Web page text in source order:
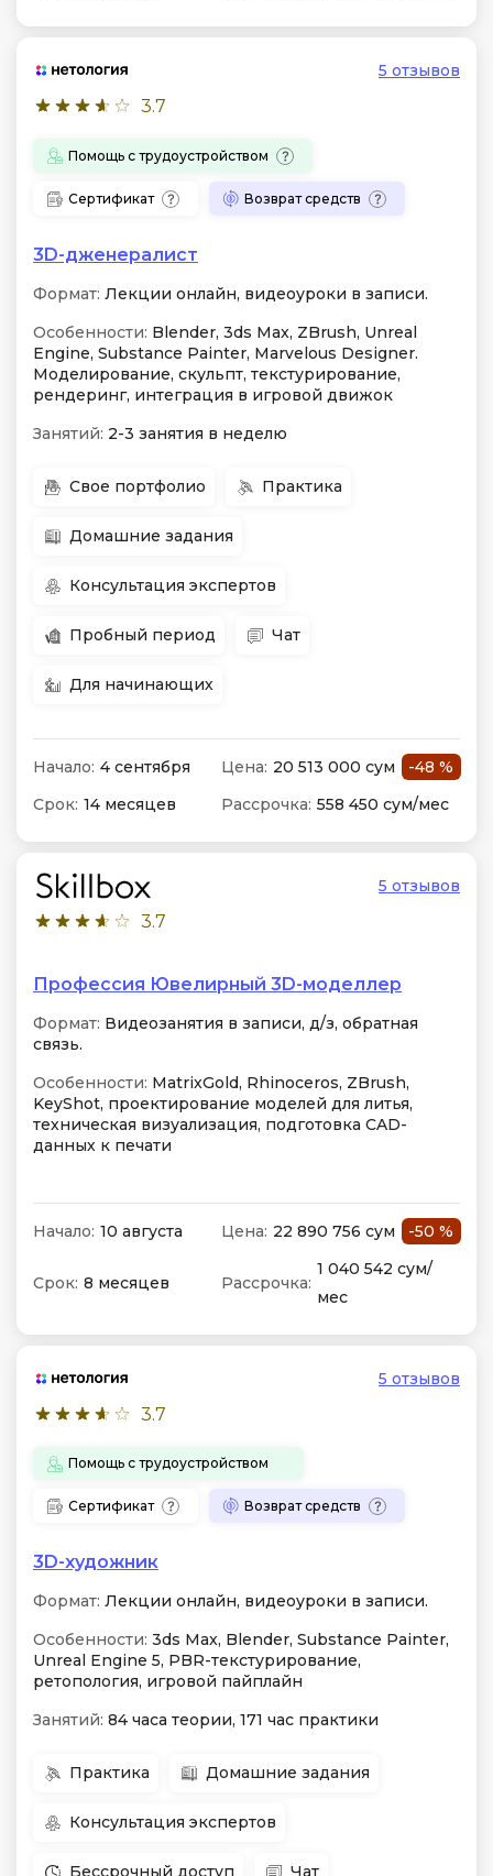
3.7
5 отзывов
Помощь с трудоустройством
Сертификат Возврат средств
3D-дженералист
Формат: Лекции онлайн, видеоуроки в записи.
Особенности: Blender, 3ds Max, ZBrush, Unreal
Engine, Substance Painter, Marvelous Designer.
Моделирование, скульпт, текстурирование,
рендеринг, интеграция в игровой движок
Занятий: 2-3 занятия в неделю
Свое портфолио Практика
Домашние задания
Консультация экспертов
Пробный период Чат
Для начинающих
Начало: 4 сентября Цена: 20 513 000 сум
-48 %
Срок: 14 месяцев Рассрочка: 558 450 сум/мес
3.7
5 отзывов
Профессия Ювелирный 3D-моделлер
Формат: Видеозанятия в записи, д/з, обратная
связь.
Особенности: MatrixGold, Rhinoceros, ZBrush,
KeyShot, проектирование моделей для литья,
техническая визуализация, подготовка CAD-
данных к печати
Начало: 10 августа Цена: 22 890 756 сум -50 %
Срок: 8 месяцев Рассрочка:
1 040 542 сум/
мес
3.7
5 отзывов
Помощь с трудоустройством
Сертификат Возврат средств
3D-художник
Формат: Лекции онлайн, видеоуроки в записи.
Особенности: 3ds Max, Blender, Substance Painter,
Unreal Engine 5, PBR-текстурирование,
ретопология, игровой пайплайн
Занятий: 84 часа теории, 171 час практики
Практика Домашние задания
Консультация экспертов
Бессрочный доступ Чат